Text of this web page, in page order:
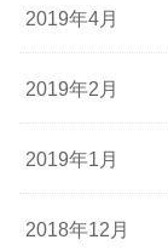
2019年4月
2019年2月
2019年1月
2018年12月